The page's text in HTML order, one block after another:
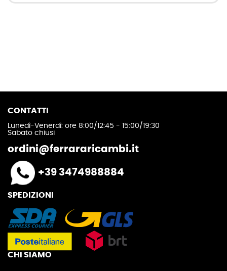
CONTATTI
Lunedì-Venerdì: ore 8:00/12:45 - 15:00/19:30
Sabato chiusi
ordini@ferrararicambi.it
+39 3474988884
SPEDIZIONI
CHI SIAMO